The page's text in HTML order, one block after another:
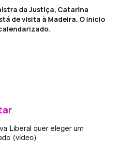
da Justiça, Catarina
de visita à Madeira. O inicio
Liberal quer eleger um
(vídeo)